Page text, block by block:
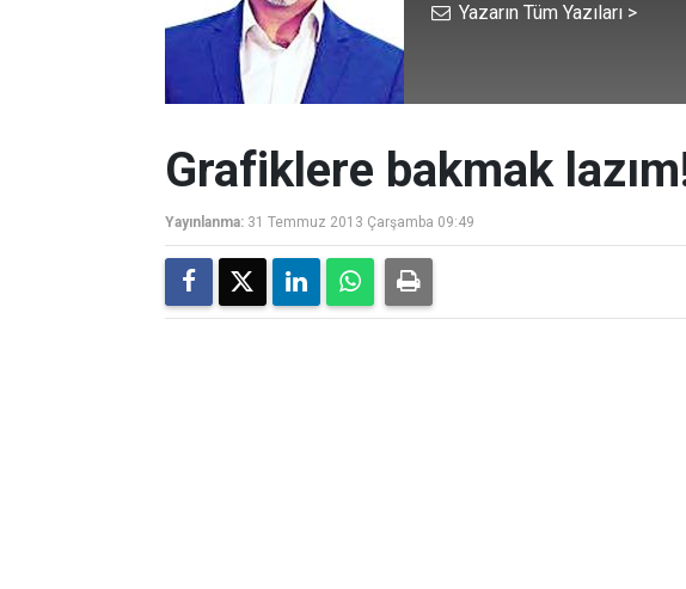
Yazarın Tüm Yazıları >
Grafiklere bakmak
Yayınlanma: 31 Temmuz 2013 Çarşamba 09:49